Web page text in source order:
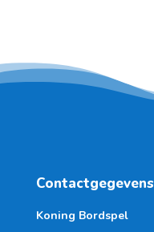
Contactgegevens
Koning Bordspel